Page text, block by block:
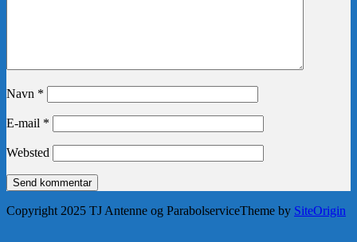
Navn *
E-mail *
Websted
Copyright 2025 TJ Antenne og ParabolserviceTheme by SiteOrigin